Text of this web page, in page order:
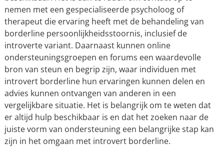
nemen met een gespecialiseerde psycholoog of
therapeut die ervaring heeft met de behandeling van
borderline persoonlijkheidsstoornis, inclusief de
introverte variant. Daarnaast kunnen online
ondersteuningsgroepen en forums een waardevolle
bron van steun en begrip zijn, waar individuen met
introvert borderline hun ervaringen kunnen delen en
advies kunnen ontvangen van anderen in een
vergelijkbare situatie. Het is belangrijk om te weten dat
er altijd hulp beschikbaar is en dat het zoeken naar de
juiste vorm van ondersteuning een belangrijke stap kan
zijn in het omgaan met introvert borderline.